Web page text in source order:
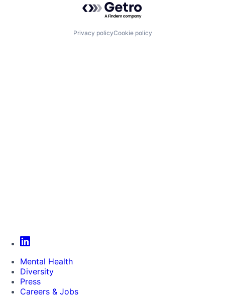
Privacy policyCookie policy
Mental Health
Diversity
Press
Careers & Jobs